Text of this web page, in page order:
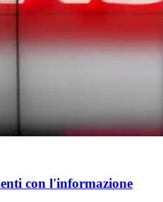
con l'informazione